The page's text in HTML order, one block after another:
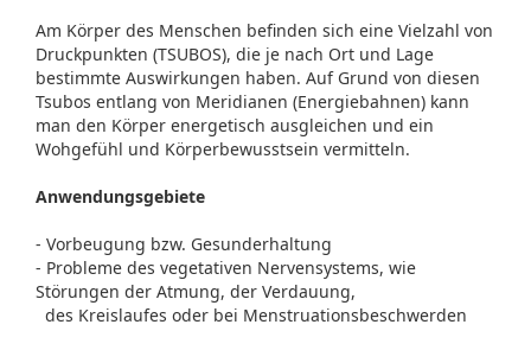
Am Körper des Menschen befinden sich eine Vielzahl von
Druckpunkten (TSUBOS), die je nach Ort und Lage
bestimmte Auswirkungen haben. Auf Grund von diesen
Tsubos entlang von Meridianen (Energiebahnen) kann
man den Körper energetisch ausgleichen und ein
Wohgefühl und Körperbewusstsein vermitteln.
Anwendungsgebiete
- Vorbeugung bzw. Gesunderhaltung
- Probleme des vegetativen Nervensystems, wie
Störungen der Atmung, der Verdauung,
des Kreislaufes oder bei Menstruationsbeschwerden